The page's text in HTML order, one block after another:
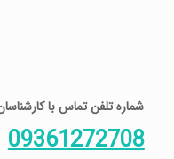
شماره تلفن تماس با
09361272708